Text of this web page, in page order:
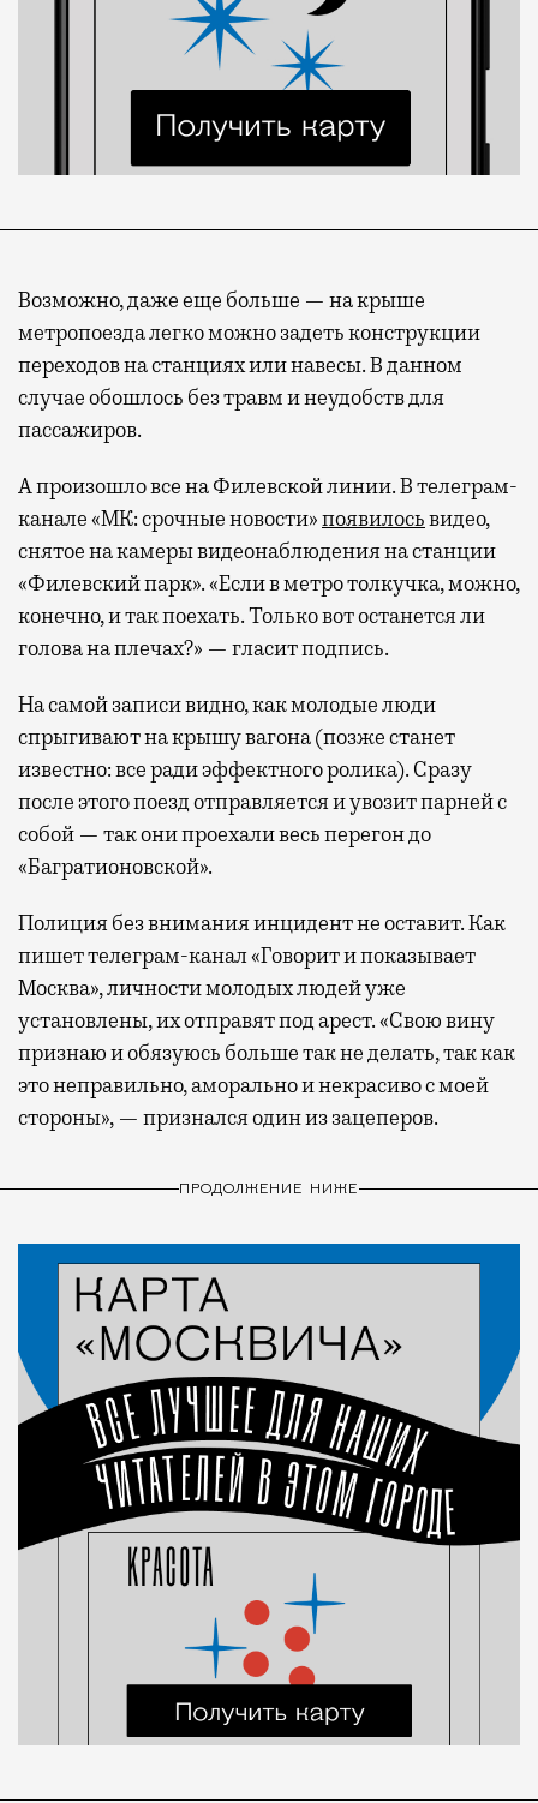
Возможно, даже еще больше — на крыше
метропоезда легко можно задеть конструкции
переходов на станциях или навесы. В данном
случае обошлось без травм и неудобств для
пассажиров.
А произошло все на Филевской линии. В телеграм-
канале «МК: срочные новости»появилосьвидео,
снятое на камеры видеонаблюдения на станции
«Филевский парк». «Если в метро толкучка, можно,
конечно, и так поехать. Только вот останется ли
голова на плечах?» — гласит подпись.
На самой записи видно, как молодые люди
спрыгивают на крышу вагона (позже станет
известно: все ради эффектного ролика). Сразу
после этого поезд отправляется и увозит парней с
собой — так они проехали весь перегон до
«Багратионовской».
Полиция без внимания инцидент не оставит. Как
пишет телеграм-канал «Говорит и показывает
Москва», личности молодых людей уже
установлены, их отправят под арест. «Свою вину
признаю и обязуюсь больше так не делать, так как
это неправильно, аморально и некрасиво с моей
стороны», — признался один из зацеперов.
ПРОДОЛЖЕНИЕ НИЖЕ